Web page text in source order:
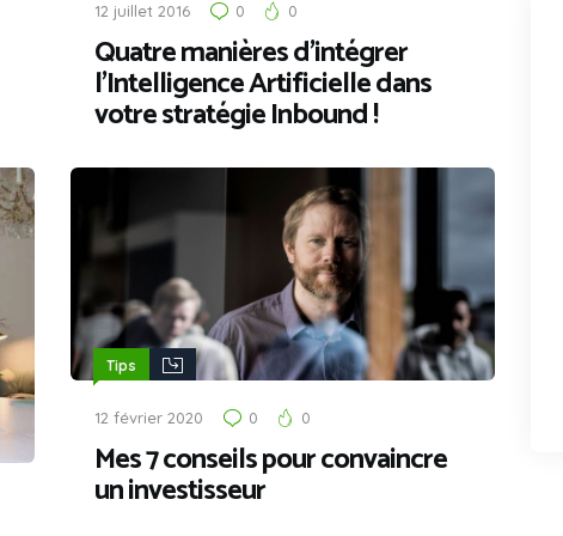
12 juillet 2016 0 0
Quatre manières d’intégrer
l’Intelligence Artificielle dans
votre stratégie Inbound !
Tips
12 février 2020 0 0
Mes 7 conseils pour convaincre
un investisseur